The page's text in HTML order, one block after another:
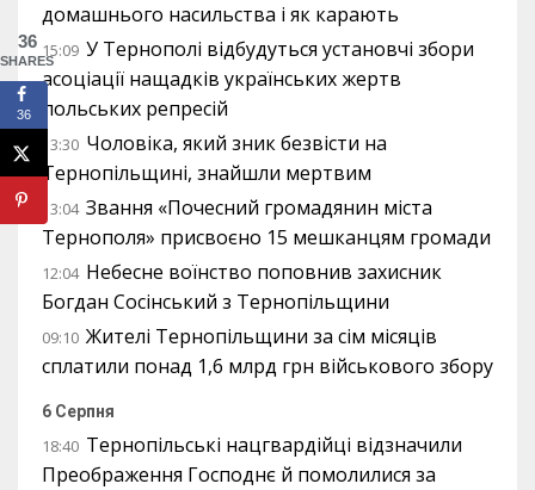
домашнього насильства і як карають
15:09 У Тернополі відбудуться установчі збори
асоціації нащадків українських жертв
польських репресій
13:30 Чоловіка, який зник безвісти на
Тернопільщині, знайшли мертвим
13:04 Звання «Почесний громадянин міста
Тернополя» присвоєно 15 мешканцям громади
12:04 Небесне воїнство поповнив захисник
Богдан Сосінський з Тернопільщини
09:10 Жителі Тернопільщини за сім місяців
сплатили понад 1,6 млрд грн військового збору
6 Серпня
18:40 Тернопільські нацгвардійці відзначили
Преображення Господнє й помолилися за
36
SHARES
36